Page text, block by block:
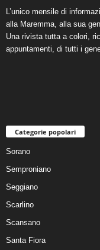
L’unico mensile di
alla Maremma, alla sua
Una rivista tutta a colori,
appuntamenti, di tutti i
Categorie popolari
Sorano
Semproniano
Seggiano
Scarlino
Scansano
Santa Fiora